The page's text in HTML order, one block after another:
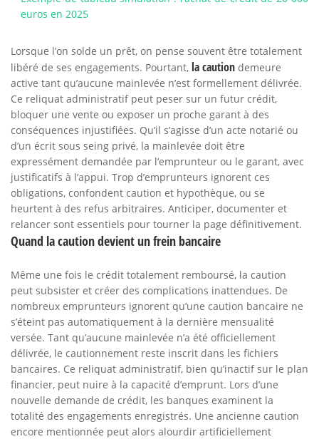
euros en 2025
Lorsque l’on solde un prêt, on pense souvent être totalement
libéré de ses engagements. Pourtant, la caution demeure
active tant qu’aucune mainlevée n’est formellement délivrée.
Ce reliquat administratif peut peser sur un futur crédit,
bloquer une vente ou exposer un proche garant à des
conséquences injustifiées. Qu’il s’agisse d’un acte notarié ou
d’un écrit sous seing privé, la mainlevée doit être
expressément demandée par l’emprunteur ou le garant, avec
justificatifs à l’appui. Trop d’emprunteurs ignorent ces
obligations, confondent caution et hypothèque, ou se
heurtent à des refus arbitraires. Anticiper, documenter et
relancer sont essentiels pour tourner la page définitivement.
Quand la caution devient un frein bancaire
Même une fois le crédit totalement remboursé, la caution
peut subsister et créer des complications inattendues. De
nombreux emprunteurs ignorent qu’une caution bancaire ne
s’éteint pas automatiquement à la dernière mensualité
versée. Tant qu’aucune mainlevée n’a été officiellement
délivrée, le cautionnement reste inscrit dans les fichiers
bancaires. Ce reliquat administratif, bien qu’inactif sur le plan
financier, peut nuire à la capacité d’emprunt. Lors d’une
nouvelle demande de crédit, les banques examinent la
totalité des engagements enregistrés. Une ancienne caution
encore mentionnée peut alors alourdir artificiellement